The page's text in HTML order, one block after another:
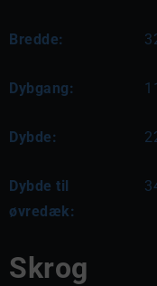
Bredde:
Dybgang:
Dybde:
Dybde til
øvredæk:
Skrog